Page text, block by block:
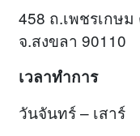
458 ถ.เพชรเกษ
จ.สงขลา 90110
เวลาทำการ
วันจันทร์ – เสาร์